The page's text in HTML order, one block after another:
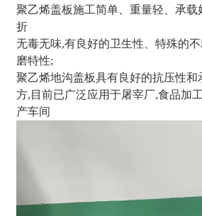
聚乙烯盖板施工简单、重量轻、承载
折
无毒无味,有良好的卫生性、特殊的
磨特性;
聚乙烯地沟盖板具有良好的抗压性和
方,目前已广泛应用于屠宰厂,食品加
产车间